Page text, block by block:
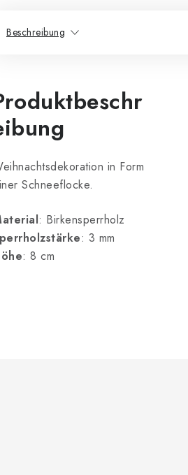
Beschreibung
in Form
Schneeflocke.
: Birkensperrholz
: 3 mm
: 8 cm